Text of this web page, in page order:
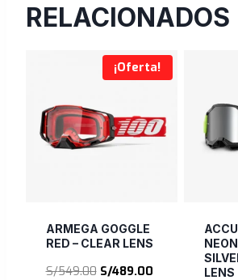
RELACIONADOS
¡Oferta!
ARMEGA GOGGLE
RED – CLEAR LENS
S/549.00 El
S/489.00El
LENS